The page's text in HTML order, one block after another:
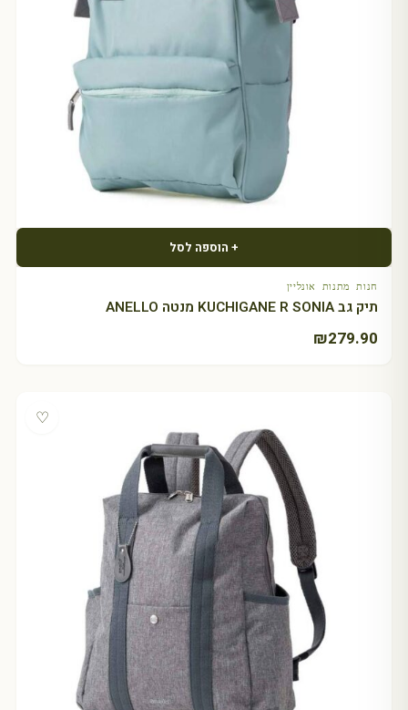
+ הוספה לסל
חנות מתנות אונליין
תיק גב KUCHIGANE R SONIA מנטה ANELLO
₪279.90
♡